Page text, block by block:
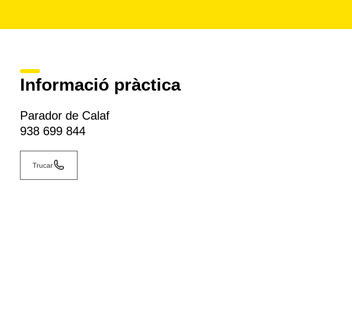
Informació pràctica
Parador de Calaf
938 699 844
Trucar